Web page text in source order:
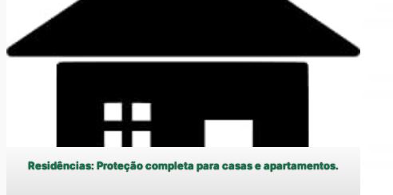
Residências: Proteção completa para casas e apartamentos.